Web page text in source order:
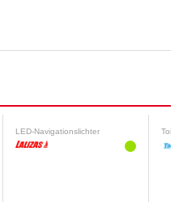
LED-Navigationslichter